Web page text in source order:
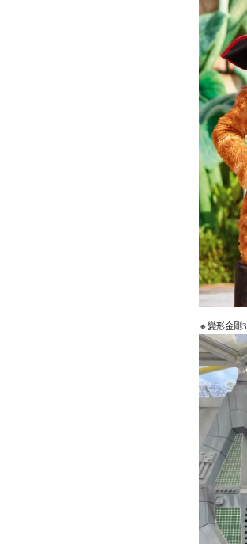
🔸變形金剛